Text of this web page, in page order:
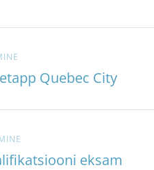
Quebec City
eksam